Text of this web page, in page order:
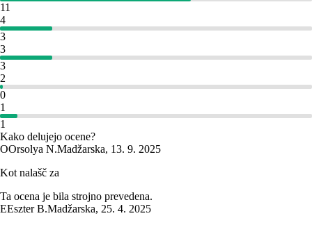
11
4
3
3
3
2
0
1
1
Kako delujejo ocene?
OOrsolya N.Madžarska, 13. 9. 2025
Kot nalašč za
Ta ocena je bila strojno prevedena.
EEszter B.Madžarska, 25. 4. 2025